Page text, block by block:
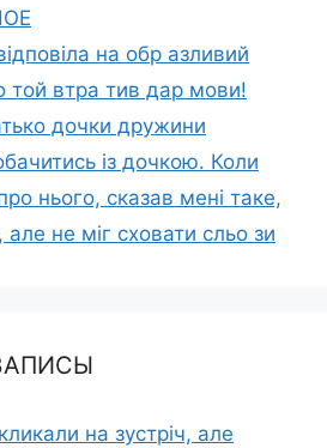
на обр азливий
той втра тив дар мови!
дочки дружини
із дочкою. Коли
нього, сказав мені таке,
не міг сховати сльо зи
на зустріч, але